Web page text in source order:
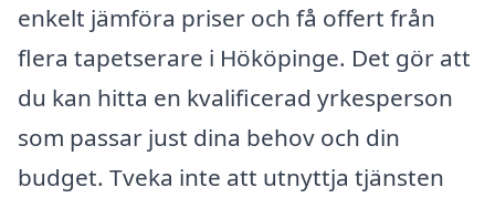
enkelt jämföra priser och få offert från
flera tapetserare i Hököpinge. Det gör att
du kan hitta en kvalificerad yrkesperson
som passar just dina behov och din
budget. Tveka inte att utnyttja tjänsten